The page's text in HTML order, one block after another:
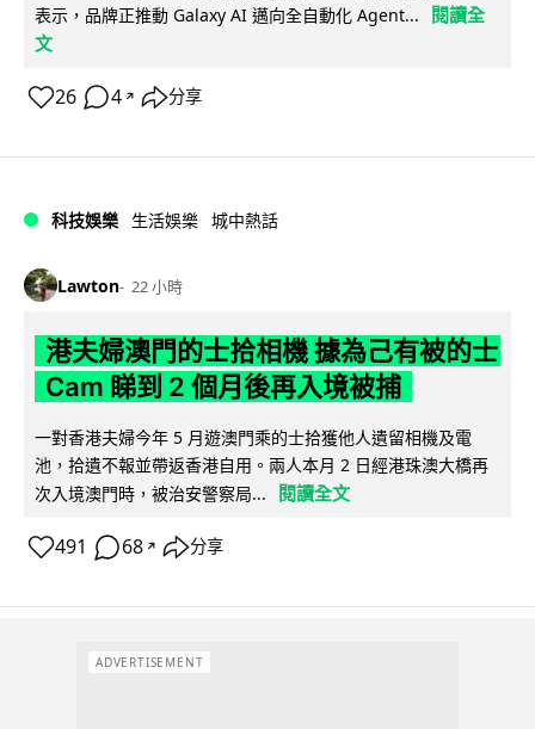
表示，品牌正推動 Galaxy AI 邁向全自動化 Agent...
閱讀全
文
26 4 ↗ 分享
科技娛樂 生活娛樂 城中熱話
Lawton 22 小時
港夫婦澳門的士拾相機 據為己有被的士
Cam 睇到 2 個月後再入境被捕
一對香港夫婦今年 5 月遊澳門乘的士拾獲他人遺留相機及電
池，拾遺不報並帶返香港自用。兩人本月 2 日經港珠澳大橋再
次入境澳門時，被治安警察局...
閱讀全文
491 68 ↗ 分享
ADVERTISEMENT